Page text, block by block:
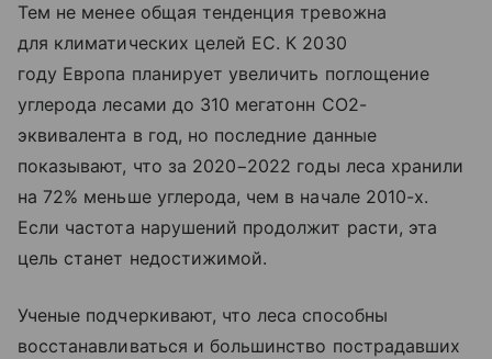
Тем не менее общая тенденция тревожна
для климатических целей ЕС. К 2030
году Европа планирует увеличить поглощение
углерода лесами до 310 мегатонн CO2-
эквивалента в год, но последние данные
показывают, что за 2020−2022 годы леса хранили
на 72% меньше углерода, чем в начале 2010-х.
Если частота нарушений продолжит расти, эта
цель станет недостижимой.
Ученые подчеркивают, что леса способны
восстанавливаться и большинство пострадавших